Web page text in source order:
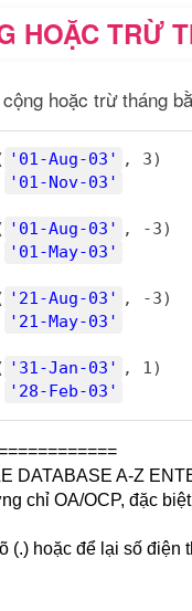
HOẶC TRỪ
hoặc trừ tháng
'01-Aug-03' , 3)
'01-Nov-03'
'01-Aug-03' , -3)
'01-May-03'
'21-Aug-03' , -3)
'21-May-03'
'31-Jan-03' , 1)
'28-Feb-03'
DATABASE A-Z
chỉ OA/OCP, đặc
(.) hoặc để lại số điện